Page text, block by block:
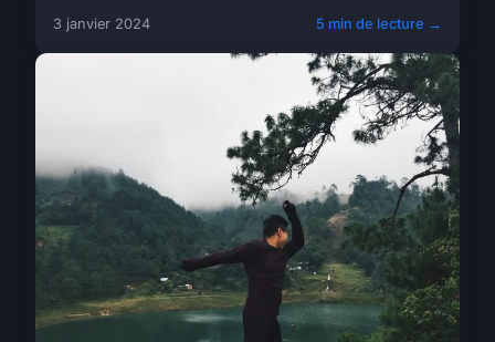
3 janvier 2024 5 min de lecture →